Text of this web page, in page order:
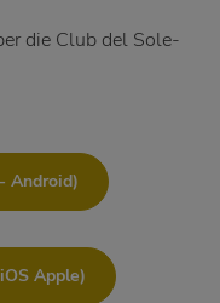
die Club del Sole-
Android)
Apple)